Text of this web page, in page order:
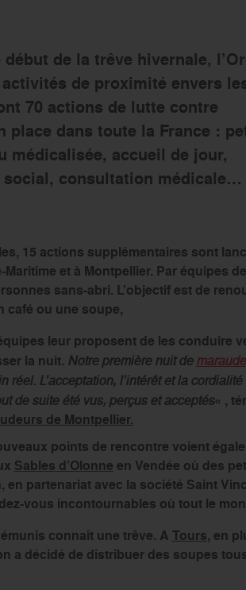
de la trêve hivernale,
de proximité envers
70 actions de lutte contre
place dans toute la France :
médicalisée, accueil de jour,
consultation médicale…
15 actions supplémentaires sont
et à Montpellier. Par équipes
sans-abri. L’objectif est de
café ou une soupe,
leur proposent de les conduire
la nuit. Notre première nuit demaraude
réel. L’acceptation, l’intérêt et la
de suite été vus, perçus et acceptés« ,
de Montpellier.
points de rencontre voient
Sables d’Olonne en Vendée où des
partenariat avec la société Saint
vous incontournables où tout le
connaît une trêve. A Tours, en
a décidé de distribuer des soupes